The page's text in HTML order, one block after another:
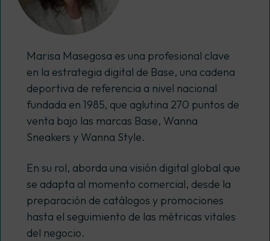
Marisa Masegosa es una profesional clave
en la estrategia digital de Base, una cadena
deportiva de referencia a nivel nacional
fundada en 1985, que aglutina 270 puntos de
venta bajo las marcas Base, Wanna
Sneakers y Wanna Style.
En su rol, aborda una visión digital global que
se adapta al momento comercial, desde la
preparación de catálogos y promociones
hasta el seguimiento de las métricas vitales
del negocio.